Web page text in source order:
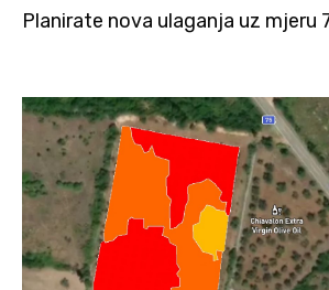
Planirate nova ulaganja uz mjeru